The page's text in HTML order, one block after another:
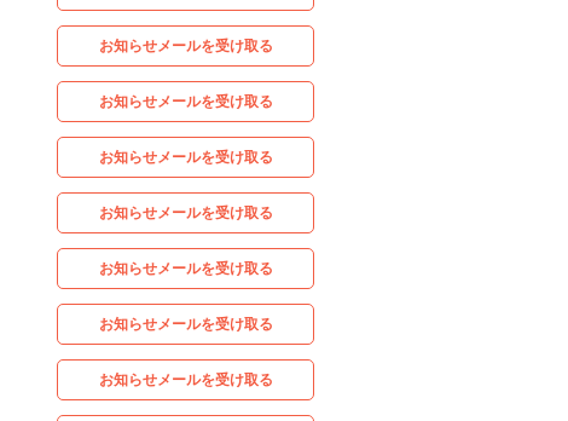
お知らせメールを受け取る
お知らせメールを受け取る
お知らせメールを受け取る
お知らせメールを受け取る
お知らせメールを受け取る
お知らせメールを受け取る
お知らせメールを受け取る